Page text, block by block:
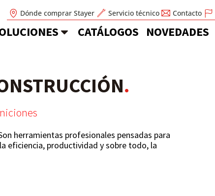
Dónde comprar Stayer Servicio técnico Contacto
CATÁLOGOS NOVEDADES
.
herramientas profesionales pensadas para
eficiencia, productividad y sobre todo, la